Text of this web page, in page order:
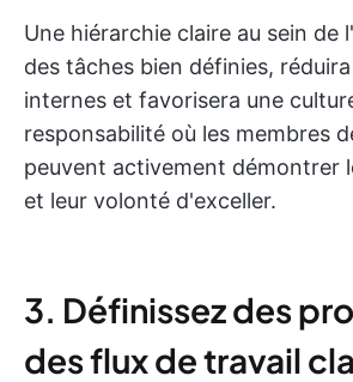
Une hiérarchie claire au sein de
des tâches bien définies,
internes et favorisera une
responsabilité où les membres
peuvent activement démontrer
et leur volonté d'exceller.
3. Définissez des
des flux de travail